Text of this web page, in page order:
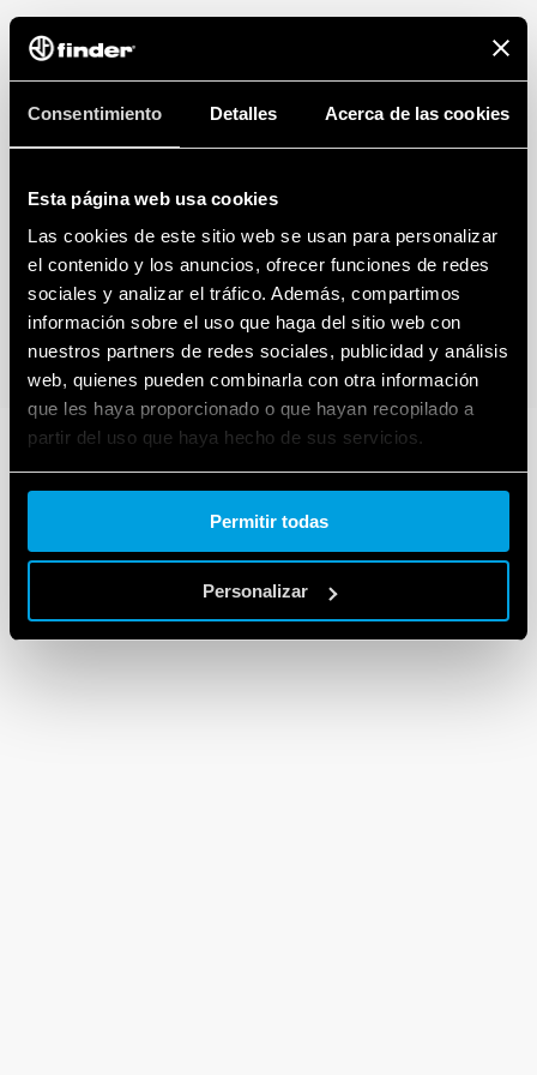
Consentimiento Detalles Acerca de las cookies
Esta página web usa cookies
Las cookies de este sitio web se usan para personalizar
el contenido y los anuncios, ofrecer funciones de redes
sociales y analizar el tráfico. Además, compartimos
información sobre el uso que haga del sitio web con
nuestros partners de redes sociales, publicidad y análisis
web, quienes pueden combinarla con otra información
que les haya proporcionado o que hayan recopilado a
partir del uso que haya hecho de sus servicios.
Cookie policy.
Permitir todas
Personalizar